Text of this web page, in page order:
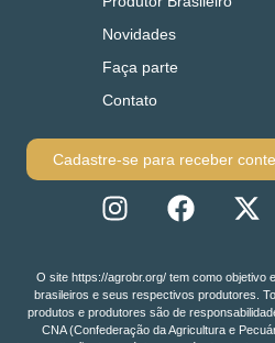
Novidades
Faça parte
Contato
Cadastre-se para receber
O site https://agrobr.org/ tem como objetivo
brasileiros e seus respectivos produtores.
produtos e produtores são de
CNA (Confederação da Agricultura e